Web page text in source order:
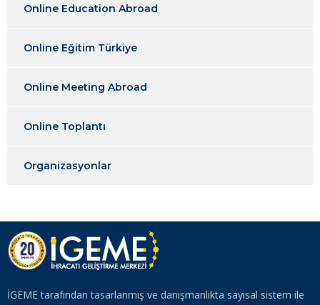
Online Education Abroad
Online Eğitim Türkiye
Online Meeting Abroad
Online Toplantı
Organizasyonlar
İGEME tarafından tasarlanmış ve danışmanlıkta sayısal sistem ile